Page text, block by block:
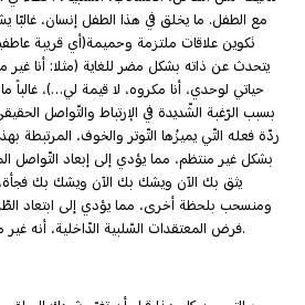
مع الطفل. ما يخلق في هذا الطفل إنسان، غالبّا
تكوين علاقات ملتزمة وحميمة(أي قريبة
يتحدث عن ذاته بشكل مضر للغاية (مثلا: أنا
حياتي لوحدي، أنا مكروه، لا قيمة لي…)، غالباً
بسبب الرّغبة الشّديدة في الإرتباط والتّواصل
ردّة فعله التّي يميزُها التّوتر والخوف، المرتبطة
بشكل غير منتظم، مما يؤدي إلى إبعاد التّواصل
يثق بك الآن ويشك بك الآن ويشك بك
ومنسحب بلحظة أخرى، مما يؤدي إلى ابتعاد
فرض المعتقدات السّلبية الدّاخلية، أنه غير مرغوب به وغير محبوب.